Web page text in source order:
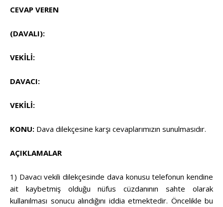
CEVAP VEREN
(DAVALI):
VEKİLİ:
DAVACI:
VEKİLİ:
KONU: Dava dilekçesine karşı cevaplarımızın sunulmasıdır.
AÇIKLAMALAR
1) Davacı vekili dilekçesinde dava konusu telefonun kendine
ait kaybetmiş olduğu nüfus cüzdanının sahte olarak
kullanılması sonucu alındığını iddia etmektedir. Öncelikle bu